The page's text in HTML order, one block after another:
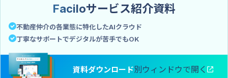
ウド
Faciloサービス紹介資料
不動産仲介の各業態に特化したAIクラウド
丁寧なサポートでデジタルが苦手でもOK
資料ダウンロード別ウィンドウで開く